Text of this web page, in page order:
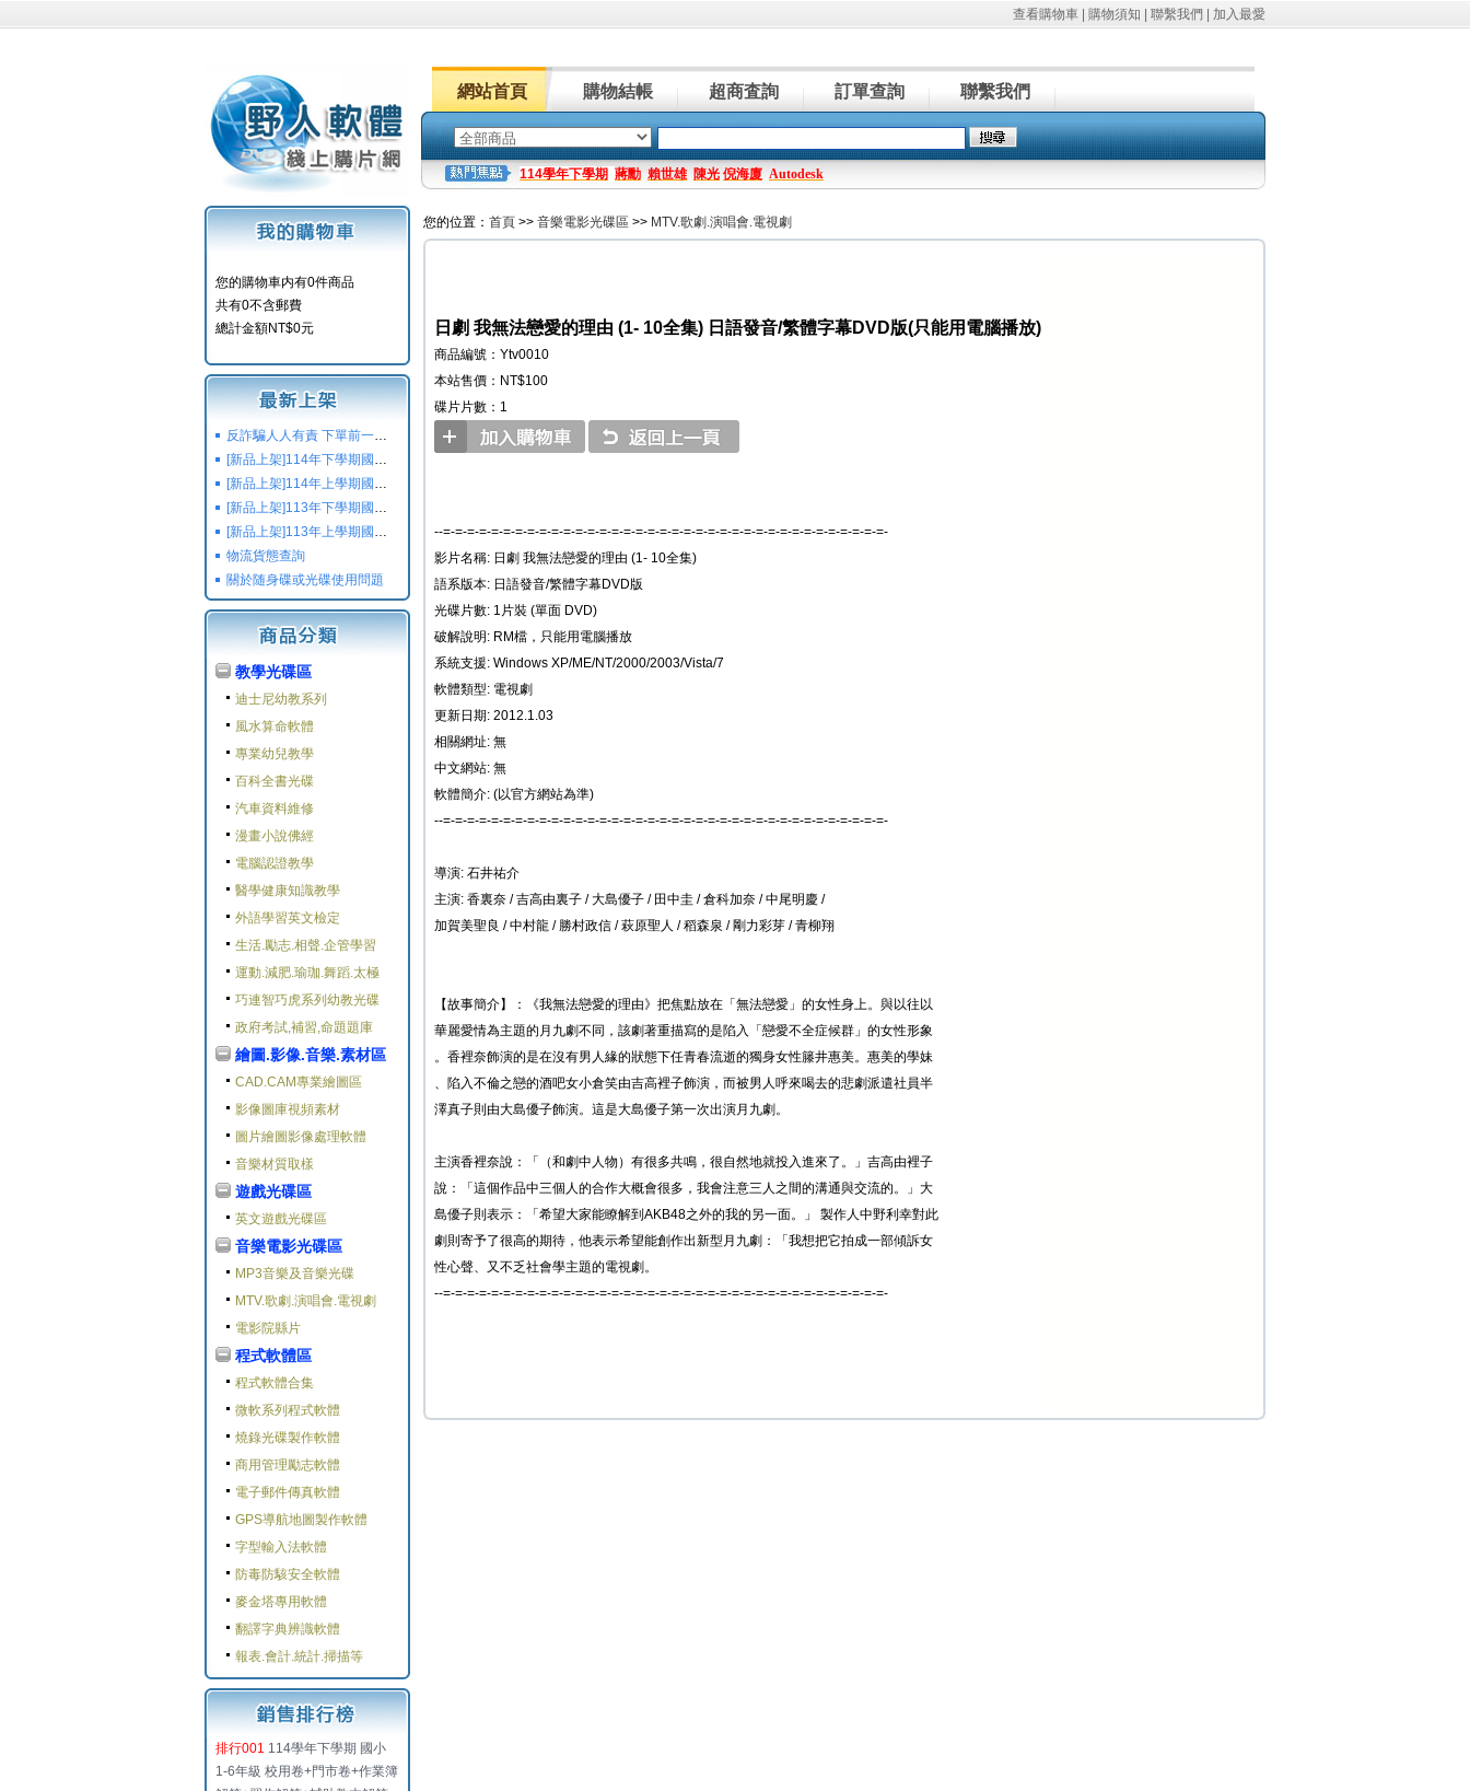
查看購物車 購物須知 聯繫我們 加入最愛
網站首頁 購物結帳 超商査詢 訂單查詢 聯繫我們
114學年下學期 蔣勳 賴世雄 陳光 倪海廈 Autodesk
您的購物車内有0件商品
共有0不含郵費
總計金額NT$0元
反詐騙人人有責 下單前一定要注意
[新品上架]114年下學期國小國中高中命題光碟,校用卷,習作
[新品上架]114年上學期國小國中高中命題光碟,校用卷,習作
[新品上架]113年下學期國小國中高中命題光碟,校用卷,習作
[新品上架]113年上學期國小國中高中命題光碟,校用卷,習作
物流貨態查詢
關於随身碟或光碟使用問題
教學光碟區
迪士尼幼教系列
風水算命軟體
專業幼兒教學
百科全書光碟
汽車資料維修
漫畫小說佛經
電腦認證教學
醫學健康知識教學
外語學習英文檢定
生活.勵志.相聲.企管學習
運動.減肥.瑜珈.舞蹈.太極
巧連智巧虎系列幼教光碟
政府考試,補習,命題題庫
繪圖.影像.音樂.素材區
CAD.CAM專業繪圖區
影像圖庫視頻素材
圖片繪圖影像處理軟體
音樂材質取樣
遊戲光碟區
英文遊戲光碟區
音樂電影光碟區
MP3音樂及音樂光碟
MTV.歌劇.演唱會.電視劇
電影院縣片
程式軟體區
程式軟體合集
微軟系列程式軟體
燒錄光碟製作軟體
商用管理勵志軟體
電子郵件傳真軟體
GPS導航地圖製作軟體
字型輸入法軟體
防毒防駭安全軟體
麥金塔專用軟體
翻譯字典辨識軟體
報表.會計.統計.掃描等
排行001 114學年下學期 國小
1-6年級 校用卷+門市卷+作業簿
您的位置： 首頁 >> 音樂電影光碟區 >> MTV.歌劇.演唱會.電視劇
日劇 我無法戀愛的理由 (1- 10全集) 日語發音/繁體字幕DVD版(只能用電腦播放)
商品編號：Ytv0010
本站售價：NT$100
碟片片數：1
--=-=-=-=-=-=-=-=-=-=-=-=-=-=-=-=-=-=-=-=-=-=-=-=-=-=-=-=-=-=-=-=-=-=-=-=-=-
影片名稱: 日劇 我無法戀愛的理由 (1- 10全集)
語系版本: 日語發音/繁體字幕DVD版
光碟片數: 1片裝 (單面 DVD)
破解說明: RM檔，只能用電腦播放
系統支援: Windows XP/ME/NT/2000/2003/Vista/7
軟體類型: 電視劇
更新日期: 2012.1.03
相關網址: 無
中文網站: 無
軟體簡介: (以官方網站為準)
--=-=-=-=-=-=-=-=-=-=-=-=-=-=-=-=-=-=-=-=-=-=-=-=-=-=-=-=-=-=-=-=-=-=-=-=-=-
導演: 石井祐介
主演: 香裏奈 / 吉高由裏子 / 大島優子 / 田中圭 / 倉科加奈 / 中尾明慶 /
加賀美聖良 / 中村龍 / 勝村政信 / 萩原聖人 / 稻森泉 / 剛力彩芽 / 青柳翔
【故事簡介】：《我無法戀愛的理由》把焦點放在「無法戀愛」的女性身上。與以往以
華麗愛情為主題的月九劇不同，該劇著重描寫的是陷入「戀愛不全症候群」的女性形象
。香裡奈飾演的是在沒有男人緣的狀態下任青春流逝的獨身女性籐井惠美。惠美的學妹
、陷入不倫之戀的酒吧女小倉笑由吉高裡子飾演，而被男人呼來喝去的悲劇派遣社員半
澤真子則由大島優子飾演。這是大島優子第一次出演月九劇。
主演香裡奈說：「（和劇中人物）有很多共鳴，很自然地就投入進來了。」吉高由裡子
說：「這個作品中三個人的合作大概會很多，我會注意三人之間的溝通與交流的。」大
島優子則表示：「希望大家能瞭解到AKB48之外的我的另一面。」 製作人中野利幸對此
劇則寄予了很高的期待，他表示希望能創作出新型月九劇：「我想把它拍成一部傾訴女
性心聲、又不乏社會學主題的電視劇。
--=-=-=-=-=-=-=-=-=-=-=-=-=-=-=-=-=-=-=-=-=-=-=-=-=-=-=-=-=-=-=-=-=-=-=-=-=-